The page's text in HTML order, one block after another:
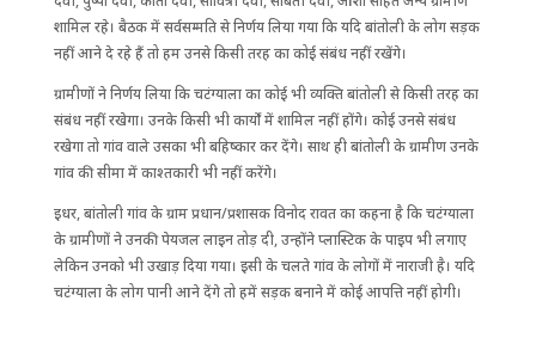
शामिल रहे। बैठक में सर्वसम्मति से निर्णय लिया गया कि यदि बांतोली के लोग सड़क
नहीं आने दे रहे हैं तो हम उनसे किसी तरह का कोई संबंध नहीं रखेंगे।
ग्रामीणों ने निर्णय लिया कि चटंग्याला का कोई भी व्यक्ति बांतोली से किसी तरह का
संबंध नहीं रखेगा। उनके किसी भी कार्यों में शामिल नहीं होंगे। कोई उनसे संबंध
रखेगा तो गांव वाले उसका भी बहिष्कार कर देंगे। साथ ही बांतोली के ग्रामीण उनके
गांव की सीमा में काश्तकारी भी नहीं करेंगे।
इधर, बांतोली गांव के ग्राम प्रधान/प्रशासक विनोद रावत का कहना है कि चटंग्याला
के ग्रामीणों ने उनकी पेयजल लाइन तोड़ दी, उन्होंने प्लास्टिक के पाइप भी लगाए
लेकिन उनको भी उखाड़ दिया गया। इसी के चलते गांव के लोगों में नाराजी है। यदि
चटंग्याला के लोग पानी आने देंगे तो हमें सड़क बनाने में कोई आपत्ति नहीं होगी।